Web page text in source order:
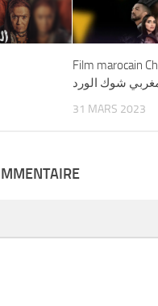
Film marocain
شوك الورد
31 MARS 2023